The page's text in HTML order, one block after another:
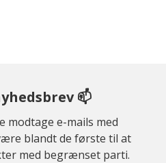
📫
modtage e-mails med
blandt de første til at
med begrænset parti.